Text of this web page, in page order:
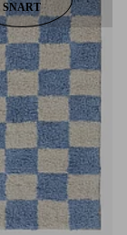
SNART